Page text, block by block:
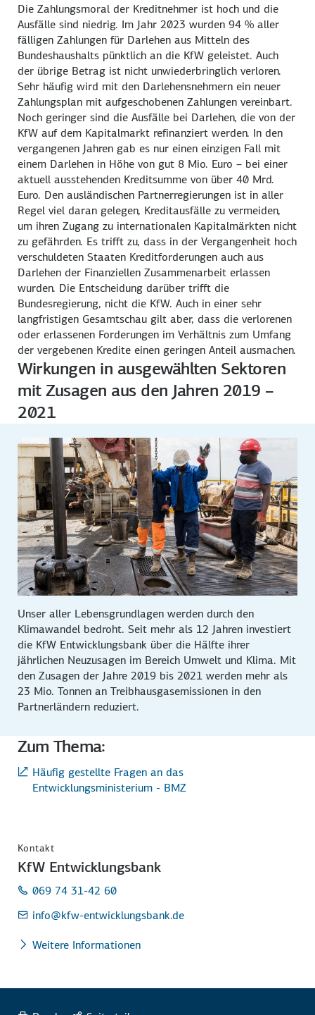
Die Zahlungsmoral der Kreditnehmer ist hoch und die
Ausfälle sind niedrig. Im Jahr 2023 wurden 94 % aller
fälligen Zahlungen für Darlehen aus Mitteln des
Bundeshaushalts pünktlich an die KfW geleistet. Auch
der übrige Betrag ist nicht unwiederbringlich verloren.
Sehr häufig wird mit den Darlehensnehmern ein neuer
Zahlungsplan mit aufgeschobenen Zahlungen vereinbart.
Noch geringer sind die Ausfälle bei Darlehen, die von der
KfW auf dem Kapitalmarkt refinanziert werden. In den
vergangenen Jahren gab es nur einen einzigen Fall mit
einem Darlehen in Höhe von gut 8 Mio. Euro – bei einer
aktuell ausstehenden Kreditsumme von über 40 Mrd.
Euro. Den ausländischen Partnerregierungen ist in aller
Regel viel daran gelegen, Kreditausfälle zu vermeiden,
um ihren Zugang zu internationalen Kapitalmärkten nicht
zu gefährden. Es trifft zu, dass in der Vergangenheit hoch
verschuldeten Staaten Kreditforderungen auch aus
Darlehen der Finanziellen Zusammenarbeit erlassen
wurden. Die Entscheidung darüber trifft die
Bundesregierung, nicht die KfW. Auch in einer sehr
langfristigen Gesamtschau gilt aber, dass die verlorenen
oder erlassenen Forderungen im Verhältnis zum Umfang
der vergebenen Kredite einen geringen Anteil ausmachen.
Wirkungen in ausgewählten Sektoren
mit Zusagen aus den Jahren 2019 –
2021
Unser aller Lebensgrundlagen werden durch den
Klimawandel bedroht. Seit mehr als 12 Jahren investiert
die KfW Entwicklungsbank über die Hälfte ihrer
jährlichen Neuzusagen im Bereich Umwelt und Klima. Mit
den Zusagen der Jahre 2019 bis 2021 werden mehr als
23 Mio. Tonnen an Treibhausgasemissionen in den
Partnerländern reduziert.
Zum Thema:
Häufig gestellte Fragen an das
Entwicklungsministerium - BMZ
Kontakt
KfW Entwicklungsbank
069 74 31-42 60
info@kfw-entwicklungsbank.de
Weitere Informationen